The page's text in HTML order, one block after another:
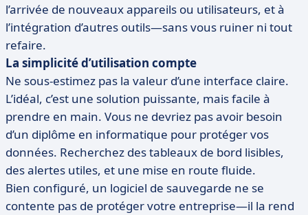
l’arrivée de nouveaux appareils ou utilisateurs, et à
l’intégration d’autres outils—sans vous ruiner ni tout
refaire.
La simplicité d’utilisation compte
Ne sous-estimez pas la valeur d’une interface claire.
L’idéal, c’est une solution puissante, mais facile à
prendre en main. Vous ne devriez pas avoir besoin
d’un diplôme en informatique pour protéger vos
données. Recherchez des tableaux de bord lisibles,
des alertes utiles, et une mise en route fluide.
Bien configuré, un logiciel de sauvegarde ne se
contente pas de protéger votre entreprise—il la rend